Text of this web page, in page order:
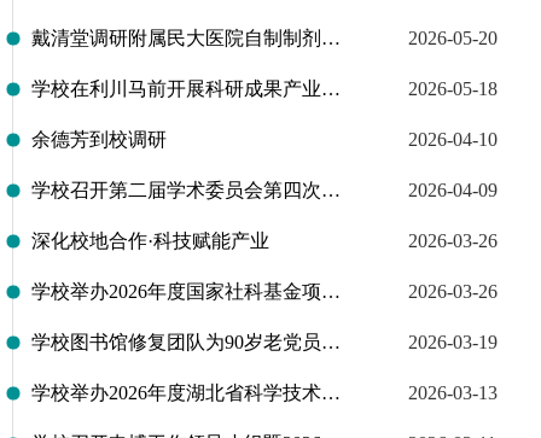
戴清堂调研附属民大医院自制制剂与成果转化工作 2026-05-20
学校在利川马前开展科研成果产业化落地对接交流活动 2026-05-18
余德芳到校调研 2026-04-10
学校召开第二届学术委员会第四次会议 2026-04-09
深化校地合作·科技赋能产业 2026-03-26
学校举办2026年度国家社科基金项目申报辅导会 2026-03-26
学校图书馆修复团队为90岁老党员修补23张老奖状 2026-03-19
学校举办2026年度湖北省科学技术奖申报工作辅导会 2026-03-13